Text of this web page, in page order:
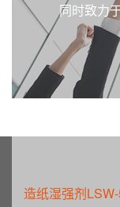
同时致力
造纸湿强剂